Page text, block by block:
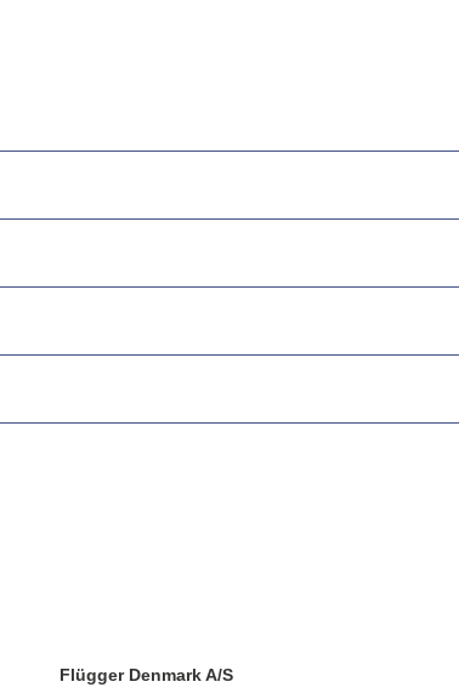
Flügger Denmark A/S